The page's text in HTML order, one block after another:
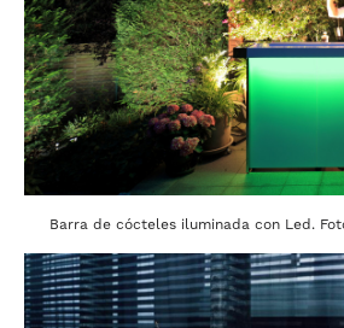
Barra de cócteles iluminada con Led.